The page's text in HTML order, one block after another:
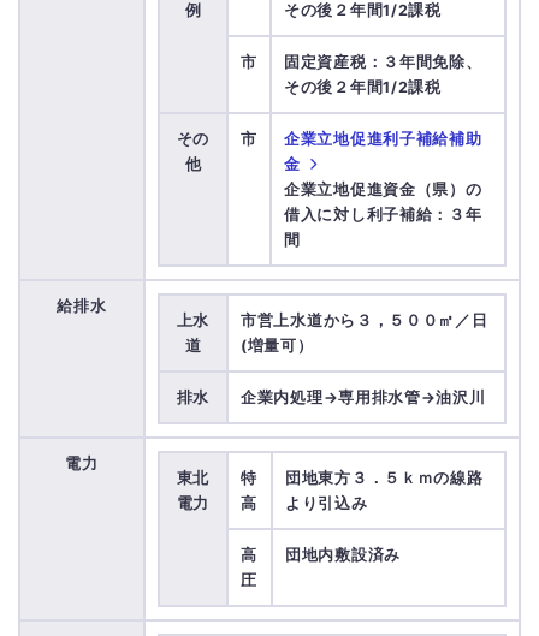
例
その後２年間1/2課税
市
固定資産税：３年間免除、
その後２年間1/2課税
その
他
市
企業立地促進利子補給補助
金
企業立地促進資金（県）の
借入に対し利子補給：３年
間
給排水
上水
道
市営上水道から３，５００㎥／日
(増量可）
排水 企業内処理→専用排水管→油沢川
電力
東北
電力
特
高
団地東方３．５ｋｍの線路
より引込み
高
圧
団地内敷設済み